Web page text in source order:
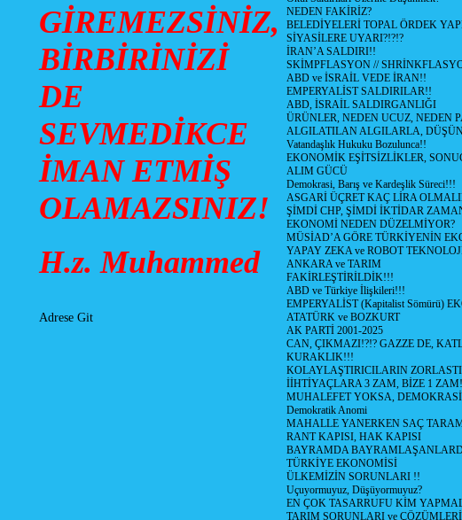
GİREMEZSİNİZ,
BİRBİRİNİZİ
DE
SEVMEDİKCE
İMAN ETMİŞ
OLAMAZSINIZ!
H.z. Muhammed
Adrese Git
NEDEN FAKİRİZ?
BELEDİYELERİ TOPAL ÖRDEK
SİYASİLERE UYARI?!?!?
İRAN’A SALDIRI!!
SKİMPFLASYON //
ABD ve İSRAİL VEDE İRAN!!
EMPERYALİST SALDIRILAR!!
ABD, İSRAİL SALDIRGANLIĞI
ÜRÜNLER, NEDEN UCUZ, NEDEN
ALGILATILAN ALGILARLA,
Vatandaşlık Hukuku Bozulunca!!
EKONOMİK EŞİTSİZLİKLER,
ALIM GÜCÜ
Demokrasi, Barış ve Kardeşlik Süreci!!!
ASGARİ ÜÇRET KAÇ LİRA
ŞİMDİ CHP, ŞİMDİ İKTİDAR
EKONOMİ NEDEN DÜZELMİYOR?
MÜSİAD’A GÖRE TÜRKİYENİN
YAPAY ZEKA ve ROBOT
ANKARA ve TARIM
FAKİRLEŞTİRİLDİK!!!
ABD ve Türkiye İlişkileri!!!
EMPERYALİST (Kapitalist Sömürü)
ATATÜRK ve BOZKURT
AK PARTİ 2001-2025
CAN, ÇIKMAZI!?!? GAZZE DE,
KURAKLIK!!!
KOLAYLAŞTIRICILARIN
İİHTİYAÇLARA 3 ZAM, BİZE 1
MUHALEFET YOKSA,
Demokratik Anomi
MAHALLE YANERKEN SAÇ
RANT KAPISI, HAK KAPISI
BAYRAMDA
TÜRKİYE EKONOMİSİ
ÜLKEMİZİN SORUNLARI !!
Uçuyormuyuz, Düşüyormuyuz?
EN ÇOK TASARRUFU KİM
TARIM SORUNLARI ve ÇÖZÜMLERİ